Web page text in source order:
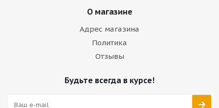
О магазине
Адрес магазина
Политика
Отзывы
Будьте всегда в курсе!